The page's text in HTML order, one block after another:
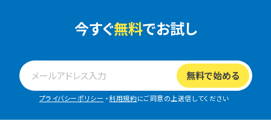
今すぐ無料でお試し
プライバシーポリシー ・利用規約にご同意の上送信してください